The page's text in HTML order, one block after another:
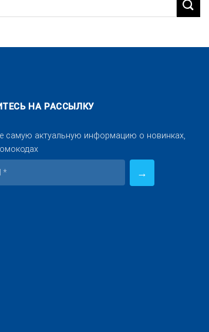
НА РАССЫЛКУ
самую актуальную информацию о новинках,